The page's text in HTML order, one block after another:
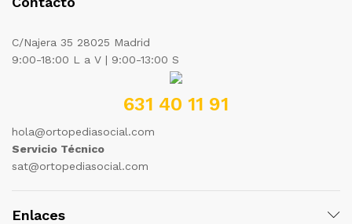
C/Najera 35 28025 Madrid
9:00-18:00 L a V | 9:00-13:00 S
631 40 11 91
hola@ortopediasocial.com
Servicio Técnico
sat@ortopediasocial.com
Enlaces